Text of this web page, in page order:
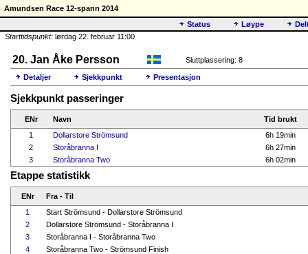
Amundsen Race 12-spann 2014
Status
Løype
Starttidspunkt: lørdag 22. februar 11:00
20. Jan Åke Persson Sluttplassering: 8
Detaljer Sjekkpunkt Presentasjon
Sjekkpunkt passeringer
ENr Navn
Tid brukt
1
Dollarstore Strömsund
6h 19min
2
Storåbranna I
6h 27min
3
Storåbranna Two 6h 02min
Etappe statistikk
ENr
Fra - Til
1
Start Strömsund - Dollarstore Strömsund
2
Dollarstore Strömsund - Storåbranna I
3
Storåbranna I - Storåbranna Two
4
Storåbranna Two - Strömsund Finish